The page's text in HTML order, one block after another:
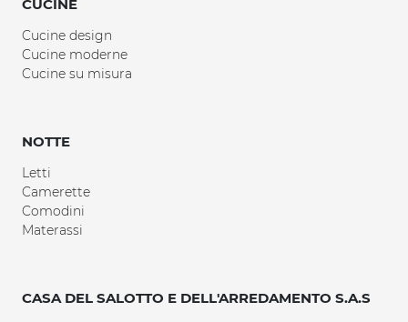
CUCINE
Cucine design
Cucine moderne
Cucine su misura
NOTTE
Letti
Camerette
Comodini
Materassi
CASA DEL SALOTTO E DELL'ARREDAMENTO S.A.S